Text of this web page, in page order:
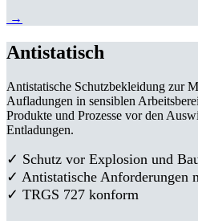
→
Antistatisch
Antistatische Schutzbekleidung zur
Aufladungen in sensiblen
Produkte und Prozesse vor den
Entladungen.
✓ Schutz vor Explosion und
✓ Antistatische Anforderungen
✓ TRGS 727 konform